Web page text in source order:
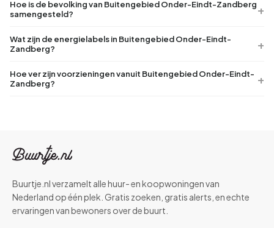
Hoe is de bevolking van Buitengebied Onder-Eindt-Zandberg
samengesteld?
Wat zijn de energielabels in Buitengebied Onder-Eindt-
Zandberg?
Hoe ver zijn voorzieningen vanuit Buitengebied Onder-Eindt-
Zandberg?
Buurtje.nl verzamelt alle huur- en koopwoningen van
Nederland op één plek. Gratis zoeken, gratis alerts, en echte
ervaringen van bewoners over de buurt.